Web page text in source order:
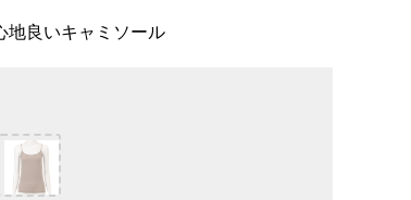
地良いキャミソール